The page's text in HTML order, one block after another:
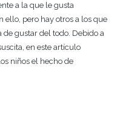
a la que le gusta
ello, pero hay otros a los que
de gustar del todo. Debido a
en este artículo
niños el hecho de